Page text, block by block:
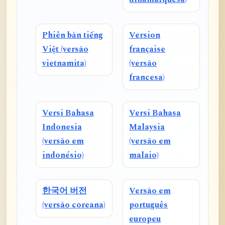
Phiên bản tiếng
Việt (versão
vietnamita)
Version
française
(versão
francesa)
Versi Bahasa
Indonesia
(versão em
indonésio)
Versi Bahasa
Malaysia
(versão em
malaio)
한국어 버전
(versão coreana)
Versão em
português
europeu